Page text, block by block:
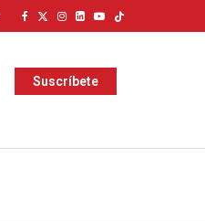
Suscríbete